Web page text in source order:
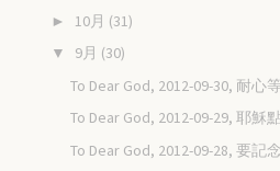
► 10月 (31)
▼ 9月 (30)
To Dear God, 2012-09-30, 耐心
To Dear God, 2012-09-29, 耶穌
To Dear God, 2012-09-28, 要記